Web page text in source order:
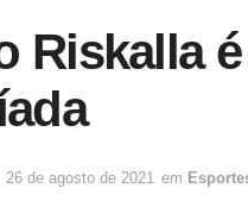
Riskalla
26 de agosto de 2021 em